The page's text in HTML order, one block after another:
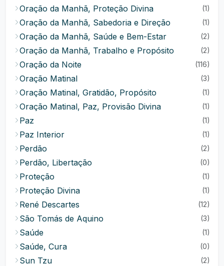
Oração da Manhã, Proteção Divina (1)
Oração da Manhã, Sabedoria e Direção (1)
Oração da Manhã, Saúde e Bem-Estar (2)
Oração da Manhã, Trabalho e Propósito (2)
Oração da Noite (116)
Oração Matinal (3)
Oração Matinal, Gratidão, Propósito (1)
Oração Matinal, Paz, Provisão Divina (1)
Paz (1)
Paz Interior (1)
Perdão (2)
Perdão, Libertação (0)
Proteção (1)
Proteção Divina (1)
René Descartes (12)
São Tomás de Aquino (3)
Saúde (1)
Saúde, Cura (0)
Sun Tzu (2)